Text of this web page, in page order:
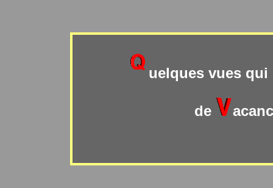
uelques vues
de